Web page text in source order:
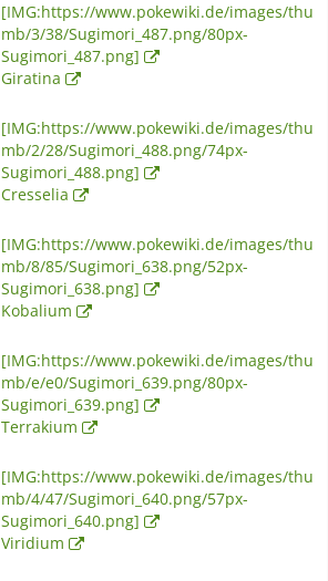
[IMG:https://www.pokewiki.de/images/thu
mb/3/38/Sugimori_487.png/80px-
Sugimori_487.png]
Giratina
[IMG:https://www.pokewiki.de/images/thu
mb/2/28/Sugimori_488.png/74px-
Sugimori_488.png]
Cresselia
[IMG:https://www.pokewiki.de/images/thu
mb/8/85/Sugimori_638.png/52px-
Sugimori_638.png]
Kobalium
[IMG:https://www.pokewiki.de/images/thu
mb/e/e0/Sugimori_639.png/80px-
Sugimori_639.png]
Terrakium
[IMG:https://www.pokewiki.de/images/thu
mb/4/47/Sugimori_640.png/57px-
Sugimori_640.png]
Viridium